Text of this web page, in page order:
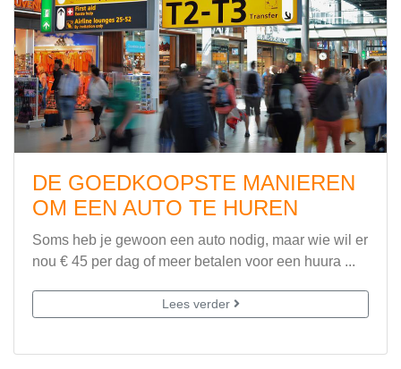
DE GOEDKOOPSTE MANIEREN
OM EEN AUTO TE HUREN
Soms heb je gewoon een auto nodig, maar wie wil er
nou € 45 per dag of meer betalen voor een huura ...
Lees verder